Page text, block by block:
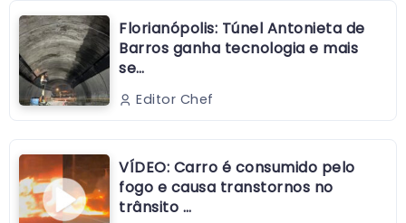
Florianópolis: Túnel Antonieta de
Barros ganha tecnologia e mais
se…
Editor Chef
VÍDEO: Carro é consumido pelo
fogo e causa transtornos no
trânsito …